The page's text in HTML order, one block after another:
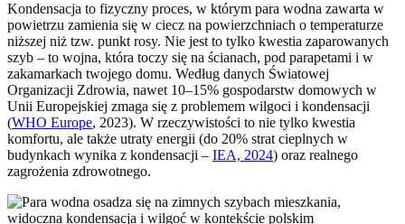
Kondensacja to fizyczny proces, w którym para wodna zawarta w
powietrzu zamienia się w ciecz na powierzchniach o temperaturze
niższej niż tzw. punkt rosy. Nie jest to tylko kwestia zaparowanych
szyb – to wojna, która toczy się na ścianach, pod parapetami i w
zakamarkach twojego domu. Według danych Światowej
Organizacji Zdrowia, nawet 10–15% gospodarstw domowych w
Unii Europejskiej zmaga się z problemem wilgoci i kondensacji
(WHO Europe, 2023). W rzeczywistości to nie tylko kwestia
komfortu, ale także utraty energii (do 20% strat cieplnych w
budynkach wynika z kondensacji – IEA, 2024) oraz realnego
zagrożenia zdrowotnego.